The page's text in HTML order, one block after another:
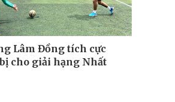
Lâm Đồng tích cực
cho giải hạng Nhất